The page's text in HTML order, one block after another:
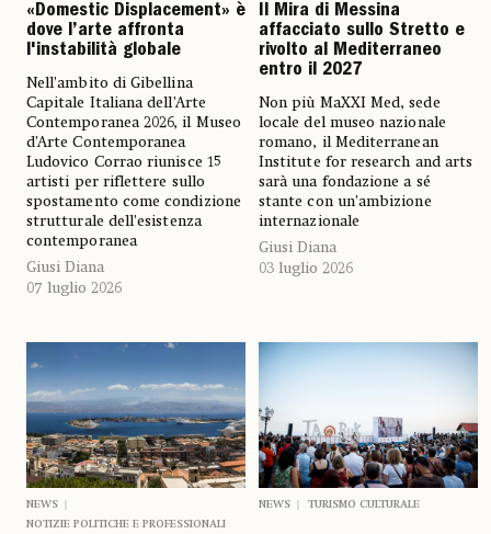
«Domestic Displacement» è
dove l’arte affronta
l'instabilità globale
Nell’ambito di Gibellina
Capitale Italiana dell’Arte
Contemporanea 2026, il Museo
d’Arte Contemporanea
Ludovico Corrao riunisce 15
artisti per riflettere sullo
spostamento come condizione
strutturale dell’esistenza
contemporanea
Giusi Diana
07 luglio 2026
Il Mira di Messina
affacciato sullo Stretto e
rivolto al Mediterraneo
entro il 2027
Non più MaXXI Med, sede
locale del museo nazionale
romano, il Mediterranean
Institute for research and arts
sarà una fondazione a sé
stante con un’ambizione
internazionale
Giusi Diana
03 luglio 2026
NEWS
NOTIZIE POLITICHE E PROFESSIONALI
NEWS TURISMO CULTURALE